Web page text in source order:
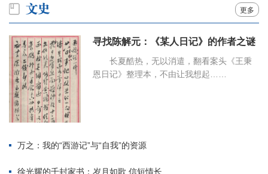
更多
寻找陈解元：《某人日记》的作者之谜
长夏酷热，无以消遣，翻看案头《王秉
恩日记》整理本，不由让我想起……
万之：我的“西游记”与“自我”的资源
徐光耀的千封家书：岁月如歌 信短情长